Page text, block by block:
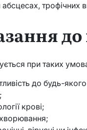
абсцесах, трофічних
при таких
до будь-
крові;